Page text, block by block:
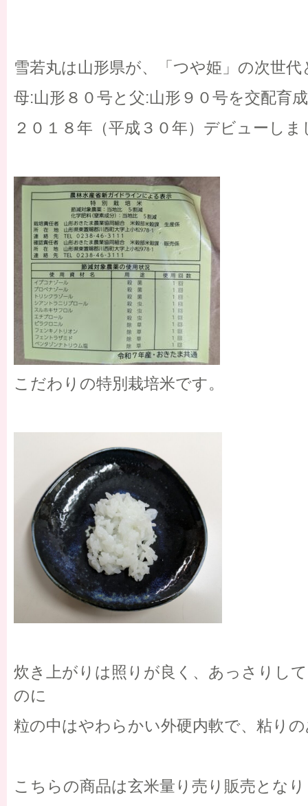
雪若丸は山形県が、「つや姫」の次世代
母:山形８０号と父:山形９０号を交配育
２０１８年（平成３０年）デビューしま
こだわりの特別栽培米です。
炊き上がりは照りが良く、あっさりし
のに
粒の中はやわらかい外硬内軟で、粘り
こちらの商品は玄米量り売り販売とな